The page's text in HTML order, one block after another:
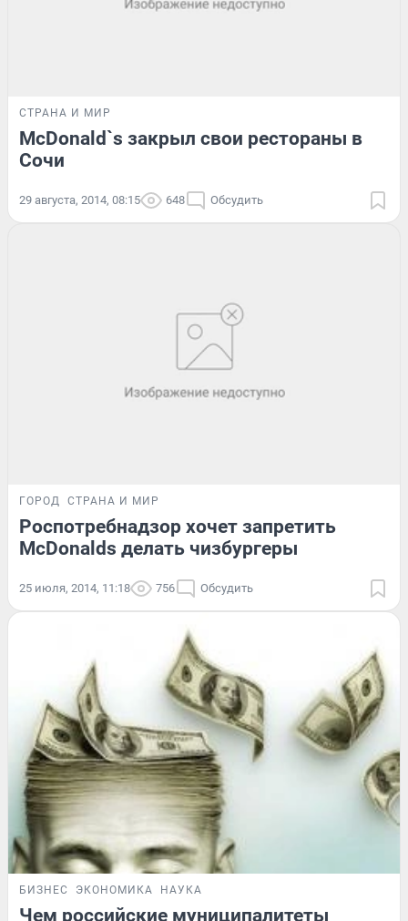
СТРАНА И МИР
McDonald`s закрыл свои рестораны в
Сочи
29 августа, 2014, 08:15 648 Обсудить
ГОРОД СТРАНА И МИР
Роспотребнадзор хочет запретить
McDonalds делать чизбургеры
25 июля, 2014, 11:18 756 Обсудить
БИЗНЕС ЭКОНОМИКА НАУКА
Чем российские муниципалитеты